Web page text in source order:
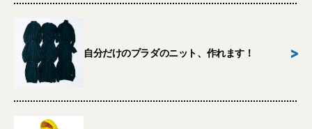
自分だけのプラダのニット、作れます！ >